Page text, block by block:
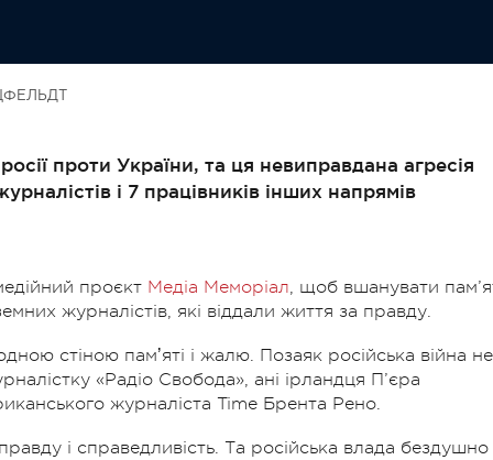
проти України, та ця невиправдана агресія
і 7 працівників інших напрямів
проєкт Медіа Меморіал, щоб вшанувати
журналістів, які віддали життя за правду.
стіною памʼяті і жалю. Позаяк російська війна не
«Радіо Свобода», ані ірландця П’єра
журналіста Time Брента Рено.
і справедливість. Та російська влада бездушно